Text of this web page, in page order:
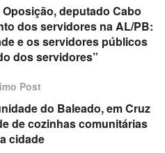
deputado Cabo
dos servidores na AL/PB:
e os servidores públicos
dos servidores”
Post
do Baleado, em Cruz
de cozinhas comunitárias
cidade